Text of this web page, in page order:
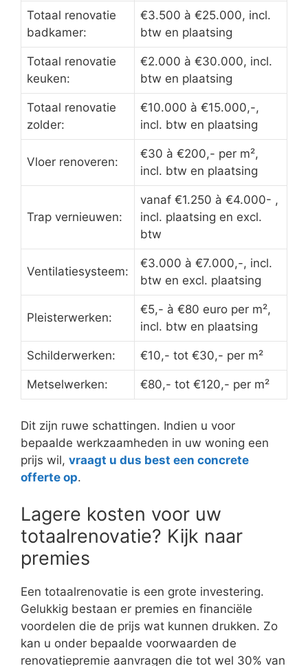
Totaal renovatie
badkamer:
€3.500 à €25.000, incl.
btw en plaatsing
Totaal renovatie
keuken:
€2.000 à €30.000, incl.
btw en plaatsing
Totaal renovatie
zolder:
€10.000 à €15.000,-,
incl. btw en plaatsing
Vloer renoveren:
€30 à €200,- per m²,
incl. btw en plaatsing
Trap vernieuwen:
vanaf €1.250 à €4.000- ,
incl. plaatsing en excl.
btw
Ventilatiesysteem:
€3.000 à €7.000,-, incl.
btw en excl. plaatsing
Pleisterwerken:
€5,- à €80 euro per m²,
incl. btw en plaatsing
Schilderwerken: €10,- tot €30,- per m²
Metselwerken: €80,- tot €120,- per m²
Dit zijn ruwe schattingen. Indien u voor
bepaalde werkzaamheden in uw woning een
prijs wil, vraagt u dus best een concrete
offerte op.
Lagere kosten voor uw
totaalrenovatie? Kijk naar
premies
Een totaalrenovatie is een grote investering.
Gelukkig bestaan er premies en financiële
voordelen die de prijs wat kunnen drukken. Zo
kan u onder bepaalde voorwaarden de
renovatiepremie aanvragen die tot wel 30% van